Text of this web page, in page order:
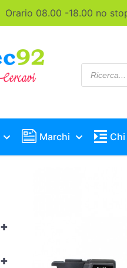
Orario 08.00 -18.00 no
Products
search
Marchi
+
+